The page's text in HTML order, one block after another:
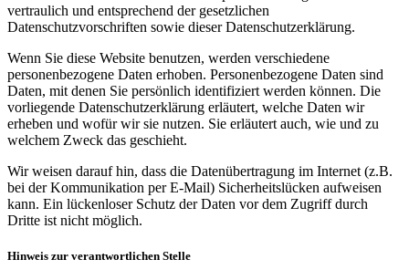
vertraulich und entsprechend der gesetzlichen
Datenschutzvorschriften sowie dieser Datenschutzerklärung.
Wenn Sie diese Website benutzen, werden verschiedene
personenbezogene Daten erhoben. Personenbezogene Daten sind
Daten, mit denen Sie persönlich identifiziert werden können. Die
vorliegende Datenschutzerklärung erläutert, welche Daten wir
erheben und wofür wir sie nutzen. Sie erläutert auch, wie und zu
welchem Zweck das geschieht.
Wir weisen darauf hin, dass die Datenübertragung im Internet (z.B.
bei der Kommunikation per E-Mail) Sicherheitslücken aufweisen
kann. Ein lückenloser Schutz der Daten vor dem Zugriff durch
Dritte ist nicht möglich.
Hinweis zur verantwortlichen Stelle